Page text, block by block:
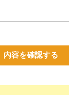
内容を確認する